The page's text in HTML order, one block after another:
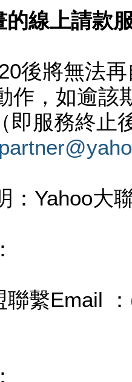
的線上請款
後將無法
作，如逾該
即服務終止
：Yahoo大
聯繫Email